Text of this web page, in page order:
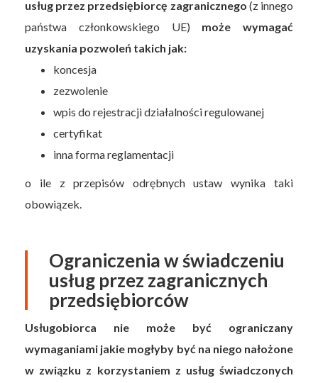
usług przez przedsiębiorcę zagranicznego (z innego
państwa członkowskiego UE) może wymagać
uzyskania pozwoleń takich jak:
koncesja
zezwolenie
wpis do rejestracji działalności regulowanej
certyfikat
inna forma reglamentacji
o ile z przepisów odrębnych ustaw wynika taki
obowiązek.
Ograniczenia w świadczeniu
usług przez zagranicznych
przedsiębiorców
Usługobiorca nie może być ograniczany
wymaganiami jakie mogłyby być na niego nałożone
w związku z korzystaniem z usług świadczonych